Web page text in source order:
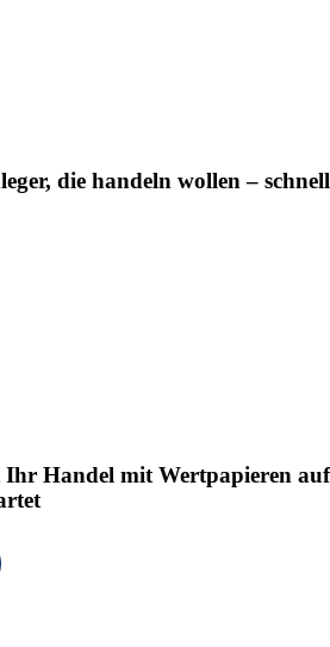
die handeln wollen – schnell
Handel mit Wertpapieren auf